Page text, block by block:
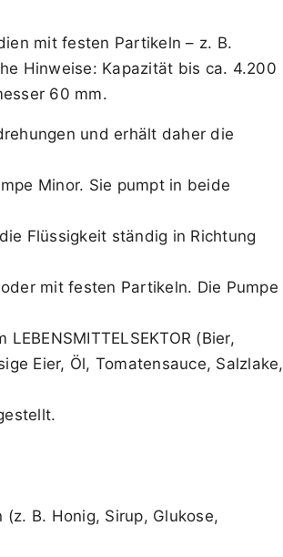
mit festen Partikeln – z. B.
Hinweise: Kapazität bis ca. 4.200
60 mm.
und erhält daher die
Minor. Sie pumpt in beide
Flüssigkeit ständig in Richtung
mit festen Partikeln. Die Pumpe
(Bier,
Eier, Öl, Tomatensauce, Salzlake,
B. Honig, Sirup, Glukose,